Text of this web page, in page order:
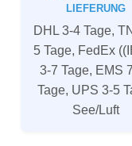
LIEFERUNG
DHL 3-4 Tage,
5 Tage, FedEx
3-7 Tage, EMS
Tage, UPS 3-5
See/Luft